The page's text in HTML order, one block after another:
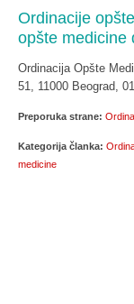
Ordinacije
opšte medicine
Ordinacija Opšte
51, 11000 Beograd,
Preporuka strane:
Kategorija članka:
medicine